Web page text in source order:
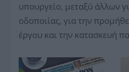
υπουργείο, μεταξύ άλλων
οδοποιίας, για την
έργου και την κατασκευή